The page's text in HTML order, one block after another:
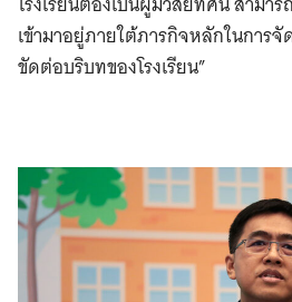
เข้ามาอยู่ภายใต้ภารกิจหลักในการจั
ขัดต่อบริบทของโรงเรียน”